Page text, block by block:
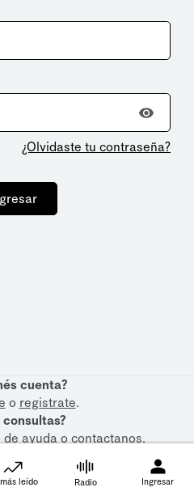
¿Olvidaste tu contraseña?
cuenta?
o registrate.
consultas?
ayudaocontactanos.
leído Radio Ingresar